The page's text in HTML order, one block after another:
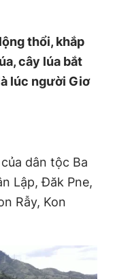
quảng cáo
cáo
thổi, khắp
cây lúa bắt
lúc người Giơ
dân tộc Ba
Lập, Đăk Pne,
Rẫy, Kon